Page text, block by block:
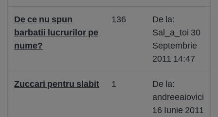
De ce nu spun
barbatii lucrurilor pe
nume?
136
De la:
Sal_a_toi 30
Septembrie
2011 14:47
Zuccari pentru slabit 1
De la:
andreeaiovici
16 Iunie 2011